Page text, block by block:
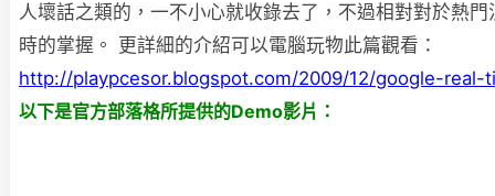
人壞話之類的，一不小心就收錄去了，不過相對對於熱
時的掌握。 更詳細的介紹可以電腦玩物此篇觀看：
http://playpcesor.blogspot.com/2009/12/google-real-
以下是官方部落格所提供的Demo影片：